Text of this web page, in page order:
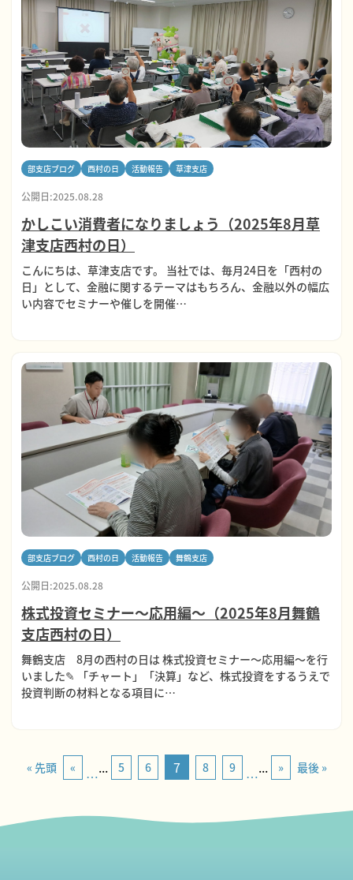
部支店ブログ 西村の日 活動報告 草津支店
公開日:2025.08.28
かしこい消費者になりましょう（2025年8月草
津支店西村の日）
こんにちは、草津支店です。 当社では、毎月24日を「西村の
日」として、金融に関するテーマはもちろん、金融以外の幅広
い内容でセミナーや催しを開催…
部支店ブログ 西村の日 活動報告 舞鶴支店
公開日:2025.08.28
株式投資セミナー～応用編～（2025年8月舞鶴
支店西村の日）
舞鶴支店 8月の西村の日は 株式投資セミナー～応用編～を行
いました✎ 「チャート」「決算」など、株式投資をするうえで
投資判断の材料となる項目に…
« 先頭 « ... 5 6 7 8 9 ... » 最後 »